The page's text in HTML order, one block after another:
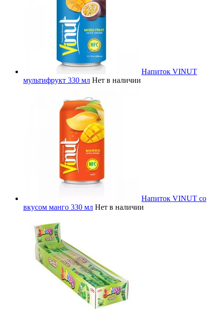
Напиток VINUT
мультифрукт 330 мл Нет в наличии
Напиток VINUT со
вкусом манго 330 мл Нет в наличии